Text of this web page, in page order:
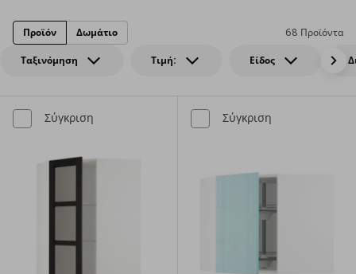
Ταξινόμηση Τιμή: Είδος
68 Προϊόντα
Προϊόν Δωμάτιο
Σύγκριση Σύγκριση